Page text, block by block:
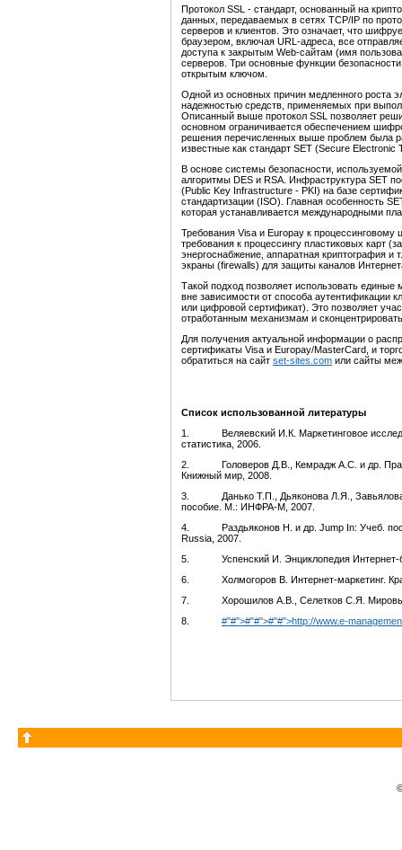
Протокол SSL - стандарт, основанный на
данных, передаваемых в сетях TCP/IP по
серверов и клиентов. Это означает, что
браузером, включая URL-адреса, все
доступа к закрытым Web-сайтам (имя
серверов. Три основные функции
открытым ключом.
Одной из основных причин медленного роста
надежностью средств, применяемых при
Описанный выше протокол SSL позволяет
основном ограничивается обеспечением
решения перечисленных выше проблем была
известные как стандарт SET (Secure
В основе системы безопасности,
алгоритмы DES и RSA. Инфраструктура SET
(Public Key Infrastructure - PKI) на базе
стандартизации (ISO). Главная особенность
которая устанавливается международными
Требования Visa и Europay к
требования к процессингу пластиковых карт
энергоснабжение, аппаратная криптография
экраны (firewalls) для защиты каналов
Такой подход позволяет использовать единые
вне зависимости от способа аутентификации
или цифровой сертификат). Это позволяет
отработанным механизмам и
Для получения актуальной информации о
сертификаты Visa и Europay/MasterCard, и
обратиться на сайт set-sites.com или сайты
Список использованной литературы
1. Веляевский И.К. Маркетинговое
статистика, 2006.
2. Головеров Д.В., Кемрадж А.С. и др.
Книжный мир, 2008.
3. Данько Т.П., Дьяконова Л.Я., Завьялова
пособие. М.: ИНФРА-М, 2007.
4. Раздьяконов Н. и др. Jump In: Учеб.
Russia, 2007.
5. Успенский И. Энциклопедия Интернет-
6. Холмогоров В. Интернет-маркетинг.
7. Хорошилов А.В., Селетков С.Я. Мировые
8. #"#">#"#">#"#">http://www.e-